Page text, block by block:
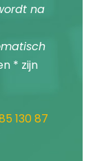
na
* zijn
130 87